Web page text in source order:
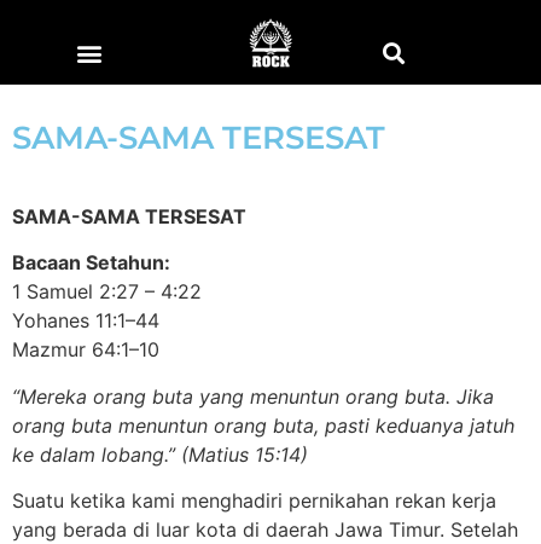
SAMA-SAMA TERSESAT
SAMA-SAMA TERSESAT
Bacaan Setahun:
1 Samuel 2:27 – 4:22
Yohanes 11:1–44
Mazmur 64:1–10
“Mereka orang buta yang menuntun orang buta. Jika
orang buta menuntun orang buta, pasti keduanya jatuh
ke dalam lobang.” (Matius 15:14)
Suatu ketika kami menghadiri pernikahan rekan kerja
yang berada di luar kota di daerah Jawa Timur. Setelah